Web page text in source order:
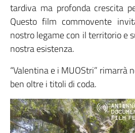
tardiva ma profonda crescita
Questo film commovente
nostro legame con il territorio e
nostra esistenza.
“Valentina e i MUOStri” rimarrà
ben oltre i titoli di coda.